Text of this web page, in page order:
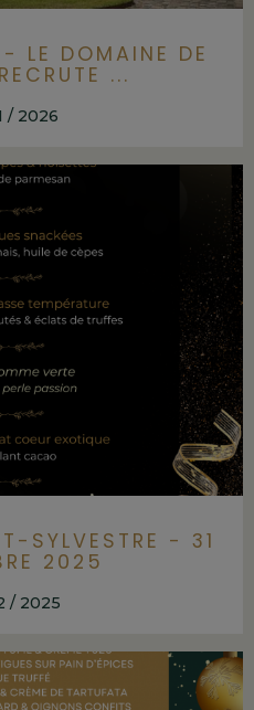
LE DOMAINE DE
...
/ 2026
SYLVESTRE - 31
2025
/ 2025